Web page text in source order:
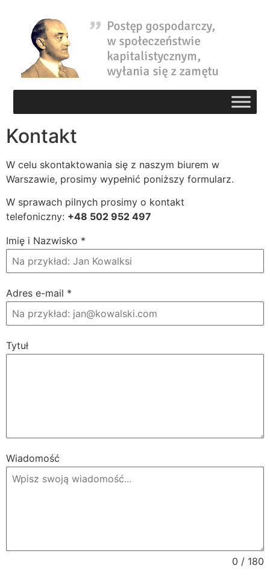
Kontakt
W celu skontaktowania się z naszym biurem w
Warszawie, prosimy wypełnić poniższy formularz.
W sprawach pilnych prosimy o kontakt
telefoniczny: +48 502 952 497
Imię i Nazwisko *
Adres e-mail *
Tytuł
Wiadomość
0 / 180